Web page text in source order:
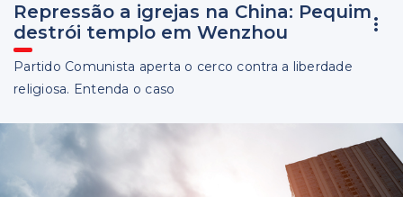
Repressão a igrejas na China: Pequim
destrói templo em Wenzhou
Partido Comunista aperta o cerco contra a liberdade
religiosa. Entenda o caso